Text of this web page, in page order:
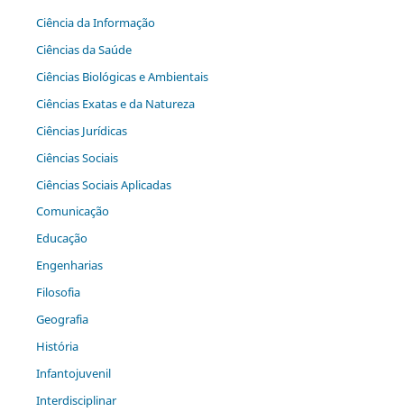
Ciência da Informação
Ciências da Saúde
Ciências Biológicas e Ambientais
Ciências Exatas e da Natureza
Ciências Jurídicas
Ciências Sociais
Ciências Sociais Aplicadas
Comunicação
Educação
Engenharias
Filosofia
Geografia
História
Infantojuvenil
Interdisciplinar